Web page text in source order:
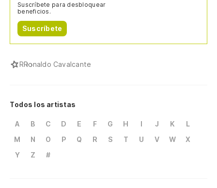
Suscríbete para desbloquear
beneficios.
Suscríbete
RRonaldo Cavalcante
Todos los artistas
A B C D E F G H I J K
L
M
N O P Q R S T U V W
X
Y
Z #